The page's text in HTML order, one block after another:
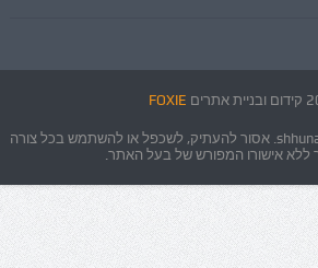
אתרים FOXIE
© כל הזכויות שמורות - shhuna.co.il. אסור להעתיק, לשכפל או להשתמש בכל צורה
ללא אישורו המפורש של בעל האתר.